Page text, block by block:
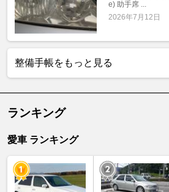
e) 助手席 ...
2026年7月12日
整備手帳をもっと見る
ランキング
愛車 ランキング